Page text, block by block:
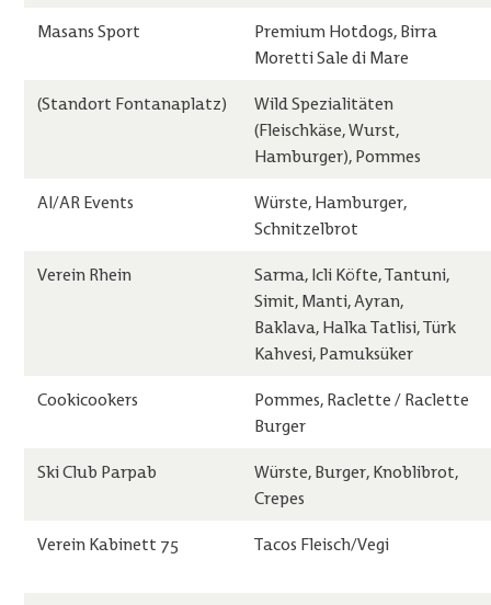
Masans Sport
Premium Hotdogs, Birra
Moretti Sale di Mare
(Standort Fontanaplatz)
Wild Spezialitäten
(Fleischkäse, Wurst,
Hamburger), Pommes
AI/AR Events
Würste, Hamburger,
Schnitzelbrot
Verein Rhein
Sarma, Icli Köfte, Tantuni,
Simit, Manti, Ayran,
Baklava, Halka Tatlisi, Türk
Kahvesi, Pamuksüker
Cookicookers
Pommes, Raclette / Raclette
Burger
Ski Club Parpab
Würste, Burger, Knoblibrot,
Crepes
Verein Kabinett 75 Tacos Fleisch/Vegi